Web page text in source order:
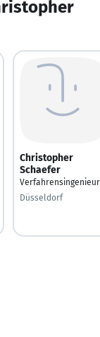
Christopher
Schaefer
Verfahrensingenieur
Düsseldorf